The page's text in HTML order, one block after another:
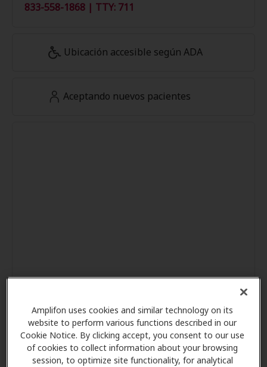
Amplifon uses cookies and similar technology on its
website to perform various functions described in our
Cookie Notice. By clicking accept, you consent to our use
of cookies to collect information about your browsing
session, to optimize site functionality, for analytical
833-558-1868 | TTY: 711
Ubicación accesible según ADA
Aceptando nuevos pacientes